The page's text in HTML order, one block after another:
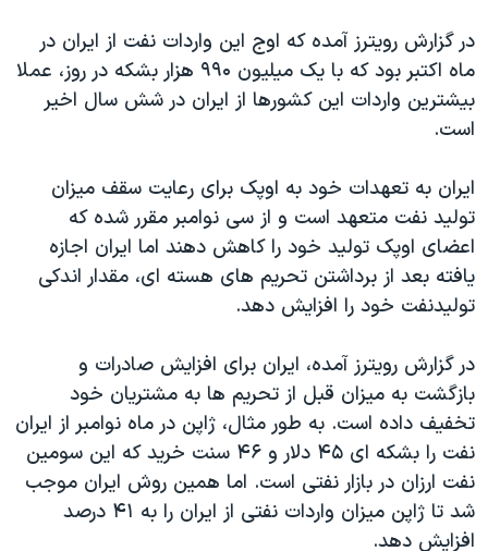
نرگس محمدی برنده جایزه نوبل صلح
همایش محافظه‌کاران آمریکا «سی‌پک»
در گزارش رویترز آمده که اوج این واردات نفت از ایران در
ماه اکتبر بود که با یک میلیون ۹۹۰ هزار بشکه در روز، عملا
بیشترین واردات این کشورها از ایران در شش سال اخیر
است.
ایران به تعهدات خود به اوپک برای رعایت سقف میزان
تولید نفت متعهد است و از سی نوامبر مقرر شده که
اعضای اوپک تولید خود را کاهش دهند اما ایران اجازه
یافته بعد از برداشتن تحریم های هسته ای، مقدار اندکی
تولیدنفت خود را افزایش دهد.
در گزارش رویترز آمده، ایران برای افزایش صادرات و
بازگشت به میزان قبل از تحریم ها به مشتریان خود
تخفیف داده است. به طور مثال، ژاپن در ماه نوامبر از ایران
نفت را بشکه ای ۴۵ دلار و ۴۶ سنت خرید که این سومین
نفت ارزان در بازار نفتی است. اما همین روش ایران موجب
شد تا ژاپن میزان واردات نفتی از ایران را به ۴۱ درصد
افزایش دهد.